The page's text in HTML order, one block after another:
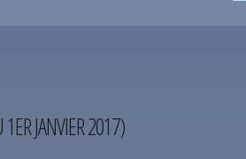
JANVIER 2017)